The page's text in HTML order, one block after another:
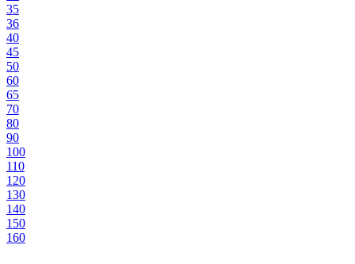
35
36
40
45
50
60
65
70
80
90
100
110
120
130
140
150
160